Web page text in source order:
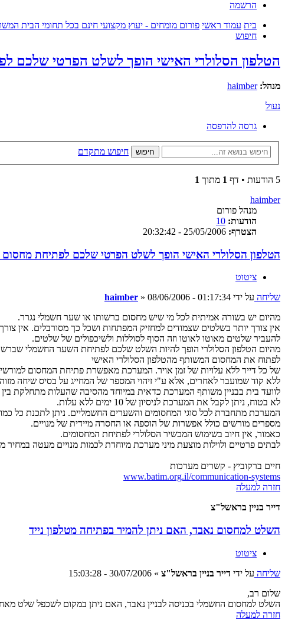
הרשמה
בית עמוד ראשי פורום מומחים - יעוץ מקצועי חינם בכל תחומי הבית
חיפוש
הטלפון הסלולרי האישי הופך לשלט הפרטי שלכם
מנהל: haimber
נעול
גרסה להדפסה
חיפוש חיפוש מתקדם
5 הודעות • דף 1 מתוך 1
haimber
מנהל פורום
הודעות: 10
הצטרף:
הטלפון הסלולרי האישי הופך לשלט הפרטי שלכם לפתיחת מחסום
ציטוט
שליחה על ידי haimber » 08/06/2006 - 01:17:34
מהיום יש בשורה אמיתית לכל מי שיש מחסום ברשותו או שער חשמלי נגרר.
אין צורך יותר בשלטים שצמודים למחזיק המפתחות ושכל כך מסורבלים. אין צורך
להעביר שלטים מאוטו לאוטו וזה הסוף לסוללות ולשיכפולים של שלטים.
מהיום הטלפון הסלולרי הופך להיות השלט שלכם לפתיחת השער החשמלי
לפתוח את המחסום המשותף מהטלפון הסלולרי האישי
של כל דייר ללא עלויות של זמן אויר. המערכת מאפשרת פתיחת המחסום
ללא קוד שמועבר לאחרים, אלא ע"י זיהוי המספר של המחייג על בסיס שיחה
לוועד בית בבניין משותף המערכת כדאית במיוחד מהסיבה שהעלות מתחלקת
לא בטוח, ניתן לקבל את המערכת לניסיון של 10 ימים ללא עלות.
המערכת מתחברת לכל סוגי המחסומים והשערים החשמליים. ניתן לתכנת כל
מספרים מורשים כולל אפשרות של הוספה או החסרה מיידית של מנויים.
כאמור, אין חיוב בשימוש המכשיר הסלולרי לפתיחת המחסומים.
לבתים פרטיים ולוילות מוצעת מיני מערכת מיוחדת לכמות מנויים מעטה במחיר
חיים ברקוביץ - קשרים מערכות
www.batim.org.il/communication-systems
חזרה למעלה
דייר בניין בראשל"צ
השלט למחסום נאבד, האם ניתן להמיר בפתיחה מטלפון נייד
ציטוט
שליחה על ידי דייר בניין בראשל"צ »
30/07/2006 - 15:03:28
שלום רב,
השלט למחסום החשמלי בכניסה לבניין נאבד, האם ניתן במקום לשכפל שלט
חזרה למעלה